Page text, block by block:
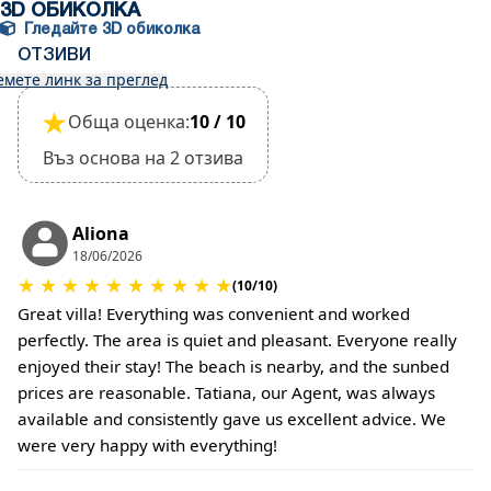
малки домашни любимци и трябва да бъде
потвърдено по време на резервацията
(Ще се изискват допълнителни такси за такса
за почистване и депозит за щети)
3D ОБИКОЛКА
Гледайте 3D обиколка
ОТЗИВИ
линк за преглед
★Обща оценка:10 / 10
Въз основа на 2 отзива
Aliona
18/06/2026
★ ★ ★ ★ ★ ★ ★ ★ ★ ★(10/10)
Great villa! Everything was convenient and worked
perfectly. The area is quiet and pleasant. Everyone really
enjoyed their stay! The beach is nearby, and the sunbed
prices are reasonable. Tatiana, our Agent, was always
available and consistently gave us excellent advice. We
were very happy with everything!